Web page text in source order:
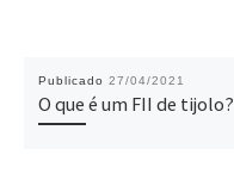
Publicado 27/04/2021
O que é um FII de tijolo?